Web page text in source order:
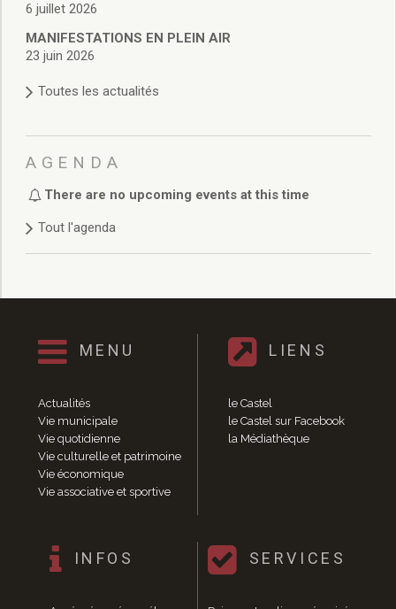
Jardins familiaux
La Récré du Jeudi
Résidence sénior
La M.D.P.H.
Associations d’aide aux handicapés
Vie pratique
Marchés
Santé
Initiation informatique
Environnement et cadre de vie
Gestion des déchets
Déchetterie
Collectes
Points « apport volontaire »
Compostage
Rapports annuels des services
6 juillet 2026
MANIFESTATIONS EN PLEIN AIR
23 juin 2026
Toutes les actualités
AGENDA
There are no upcoming events at this time
Tout l'agenda
MENU
Actualités
Vie municipale
Vie quotidienne
Vie culturelle et patrimoine
Vie économique
Vie associative et sportive
LIENS
le Castel
le Castel sur Facebook
la Médiathèque
INFOS SERVICES